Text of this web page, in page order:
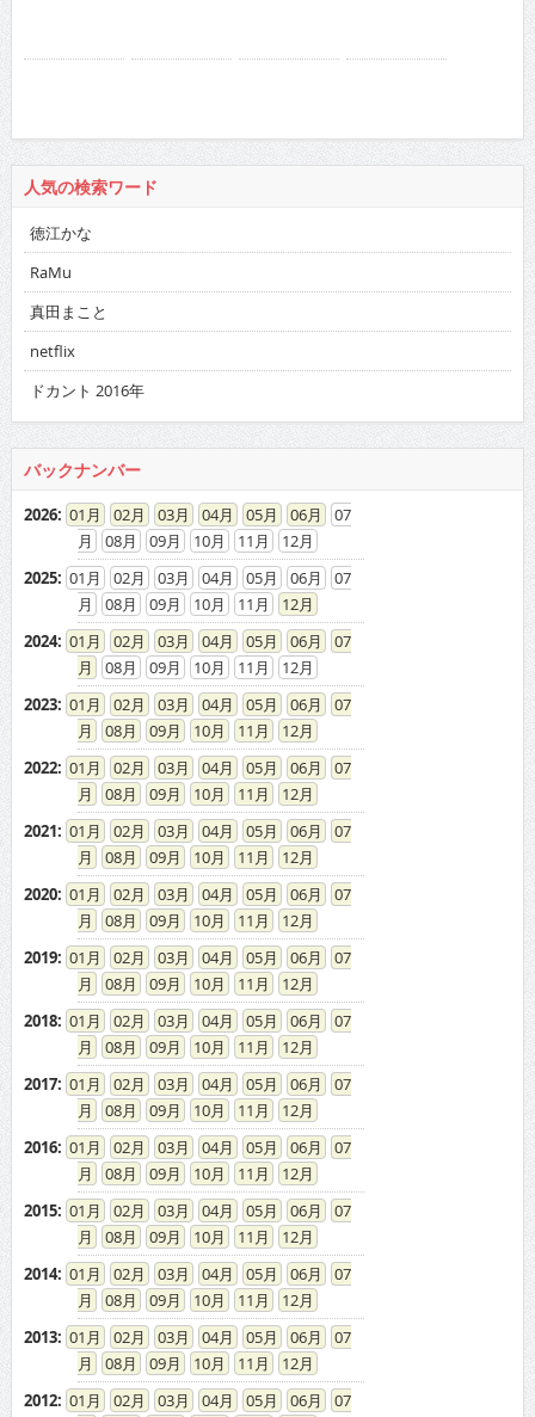
人気の検索ワード
徳江かな
RaMu
真田まこと
netflix
ドカント 2016年
バックナンバー
2026: 01 02 03 04 05 06
07
08
09 10 11
12
2025: 01 02 03 04 05 06
07
08
09 10 11
12
2024: 01 02 03 04 05 06
07
08
09 10 11
12
2023: 01 02 03 04 05 06
07
08
09 10 11
12
2022: 01 02 03 04 05 06
07
08
09 10 11
12
2021: 01 02 03 04 05 06
07
08
09 10 11
12
2020: 01 02 03 04 05 06
07
08
09 10 11
12
2019: 01 02 03 04 05 06
07
08
09 10 11
12
2018: 01 02 03 04 05 06
07
08
09 10 11
12
2017: 01 02 03 04 05 06
07
08
09 10 11
12
2016: 01 02 03 04 05 06
07
08
09 10 11
12
2015: 01 02 03 04 05 06
07
08
09 10 11
12
2014: 01 02 03 04 05 06
07
08
09 10 11
12
2013: 01 02 03 04 05 06
07
08
09 10 11
12
2012: 01 02 03 04 05 06
07